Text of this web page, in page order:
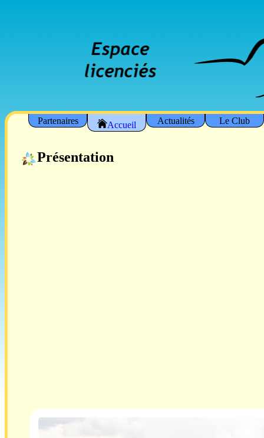
Partenaires Accueil Actualités Le Club
Présentation